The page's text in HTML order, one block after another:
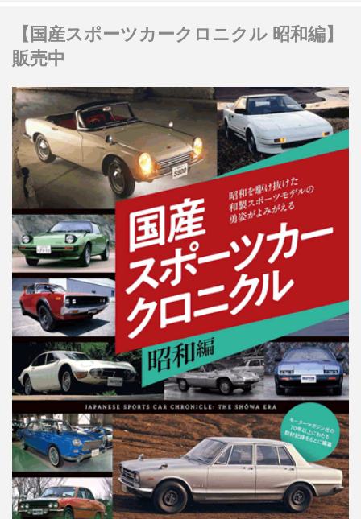
【国産スポーツカークロニクル 昭和編】
販売中